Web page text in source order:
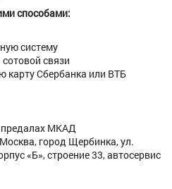
способами:
систему
связи
карту Сбербанка или ВТБ
МКАД
город Щербинка, ул.
«Б», строение 33, автосервис